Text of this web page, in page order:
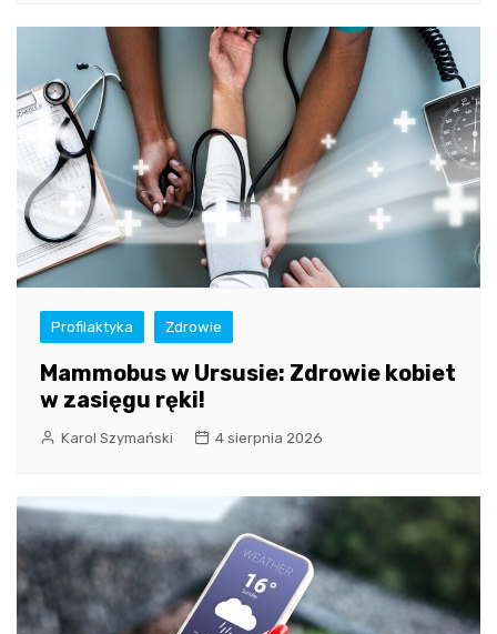
Profilaktyka Zdrowie
Mammobus w Ursusie: Zdrowie kobiet
w zasięgu ręki!
Karol Szymański 4 sierpnia 2026